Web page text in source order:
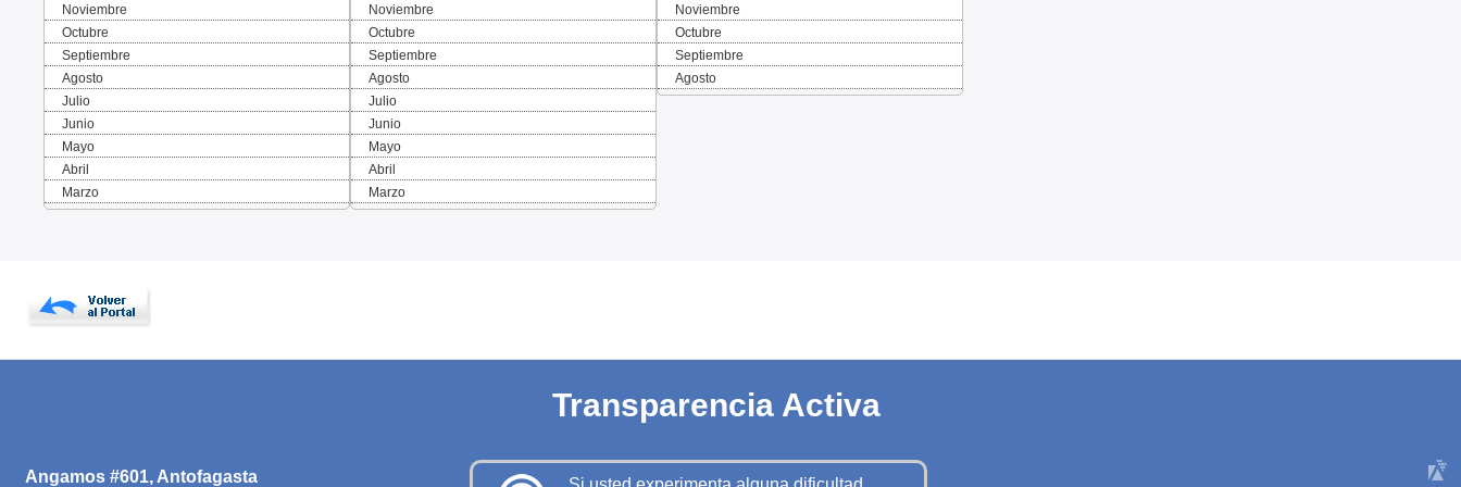
Noviembre
Octubre
Septiembre
Agosto
Julio
Junio
Mayo
Abril
Marzo
Noviembre
Octubre
Septiembre
Agosto
Julio
Junio
Mayo
Abril
Marzo
Noviembre
Octubre
Septiembre
Agosto
Transparencia Activa
Angamos #601, Antofagasta